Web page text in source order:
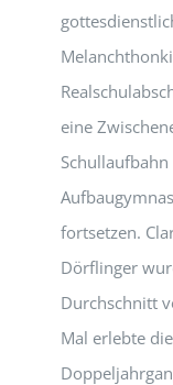
eine
fortsetzen.
Dörflinger
Durchschnitt
Mal erlebte